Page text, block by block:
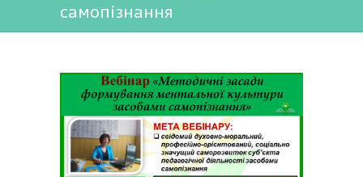
самопізнання